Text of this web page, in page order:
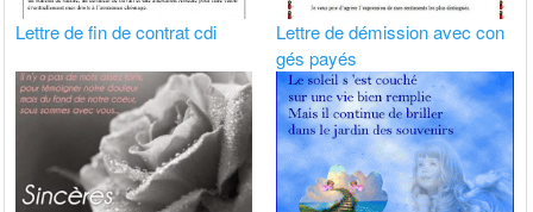
Lettre de fin de contrat cdi
Lettre de démission avec con
gés payés